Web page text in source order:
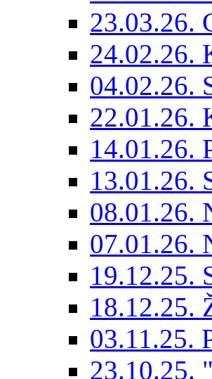
23.03.26.
24.02.26.
04.02.26.
22.01.26.
14.01.26.
13.01.26.
08.01.26.
07.01.26.
19.12.25.
18.12.25.
03.11.25.
23.10.25.